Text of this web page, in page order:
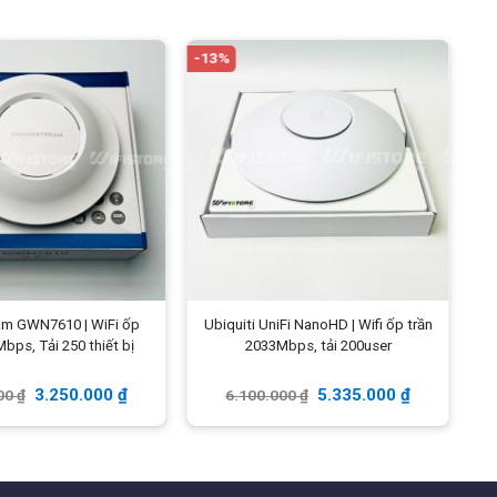
nhanh
GWN7610 | WiFi ốp
Tải 250 thiết bị
₫ 3.250.000 ₫
-13%
Ubiquiti UniFi NanoHD | Wifi ốp trần
2033Mbps, tải 200user
6.100.000₫ 5.335.000₫